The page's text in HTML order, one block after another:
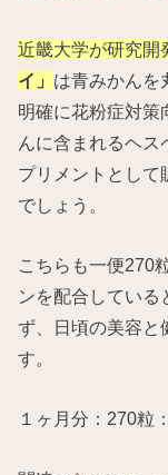
近畿大学が研究開
イ」 は青みかんを
明確に花粉症対策
んに含まれるヘス
プリメントとして
でしょう。
こちらも一便270
ンを配合している
ず、日頃の美容と
す。
１ヶ月分：270粒